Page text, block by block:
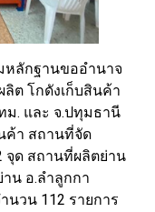
หลักฐานขออำนาจ
ต โกดังเก็บสินค้า
ม. และ จ.ปทุมธานี
ค้า สถานที่จัด
จุด สถานที่ผลิตย่าน
น อ.ลำลูกกา
นวน 112 รายการ